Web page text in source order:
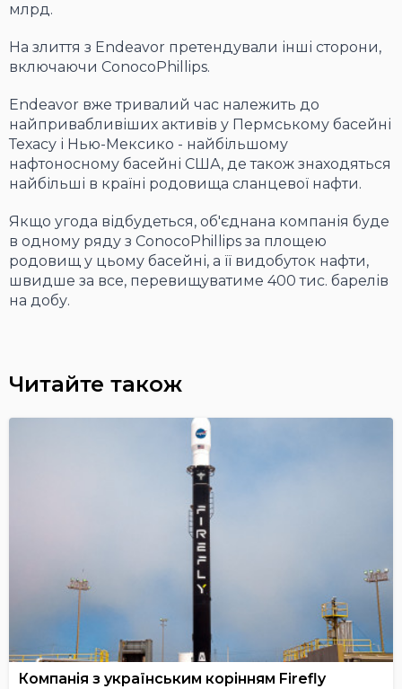
млрд.
На злиття з Endeavor претендували інші сторони,
включаючи ConocoPhillips.
Endeavor вже тривалий час належить до
найпривабливіших активів у Пермському басейні
Техасу і Нью-Мексико - найбільшому
нафтоносному басейні США, де також знаходяться
найбільші в країні родовища сланцевої нафти.
Якщо угода відбудеться, об'єднана компанія буде
в одному ряду з ConocoPhillips за площею
родовищ у цьому басейні, а її видобуток нафти,
швидше за все, перевищуватиме 400 тис. барелів
на добу.
Читайте також
Компанія з українським корінням Firefly